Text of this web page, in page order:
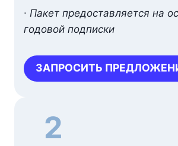
∙ Пакет предоставляется на
годовой подписки
ЗАПРОСИТЬ
2